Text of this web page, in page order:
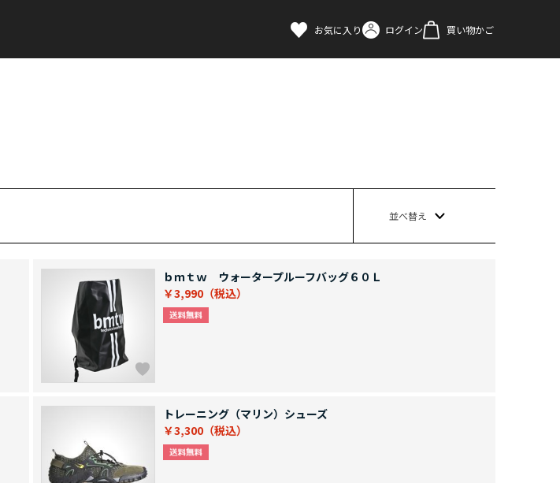
お気に入り ログイン 買い物かご
並べ替え
ｂｍｔｗ ウォータープルーフバッグ６０Ｌ
￥3,990
トレーニング（マリン）シューズ
￥3,300